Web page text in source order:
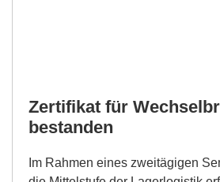
Zertifikat für
bestanden
Im Rahmen eines zweitägigen